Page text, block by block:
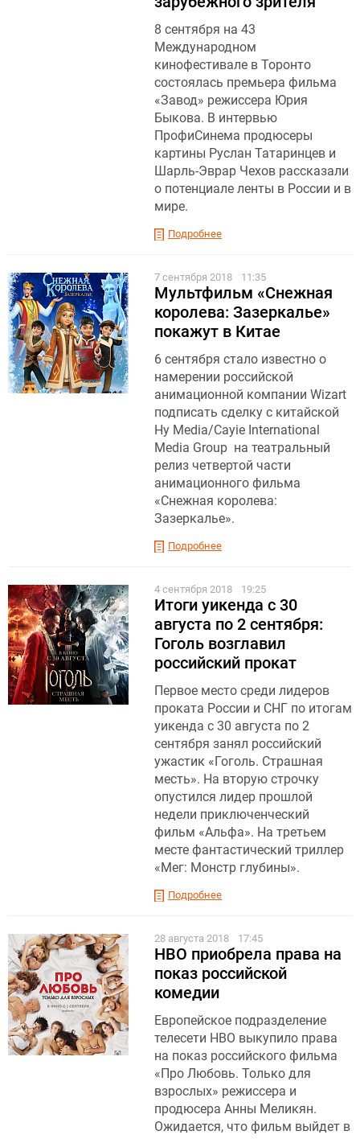
8 сентября на 43
Международном
кинофестивале в Торонто
состоялась премьера фильма
«Завод» режиссера Юрия
Быкова. В интервью
ПрофиСинема продюсеры
картины Руслан Татаринцев и
Шарль-Эврар Чехов рассказали
о потенциале ленты в России и в
мире.
Подробнее
7 сентября 2018 11:35
Мультфильм «Снежная
королева: Зазеркалье»
покажут в Китае
6 сентября стало известно о
намерении российской
анимационной компании Wizart
подписать сделку с китайской
Hy Media/Cayie International
Media Group на театральный
релиз четвертой части
анимационного фильма
«Снежная королева:
Зазеркалье».
Подробнее
4 сентября 2018 19:25
Итоги уикенда с 30
августа по 2 сентября:
Гоголь возглавил
российский прокат
Первое место среди лидеров
проката России и СНГ по итогам
уикенда с 30 августа по 2
сентября занял российский
ужастик «Гоголь. Страшная
месть». На вторую строчку
опустился лидер прошлой
недели приключенческий
фильм «Альфа». На третьем
месте фантастический триллер
«Мег: Монстр глубины».
Подробнее
28 августа 2018 17:45
HBO приобрела права на
показ российской
комедии
Европейское подразделение
телесети HBO выкупило права
на показ российского фильма
«Про Любовь. Только для
взрослых» режиссера и
продюсера Анны Меликян.
Ожидается, что фильм выйдет в